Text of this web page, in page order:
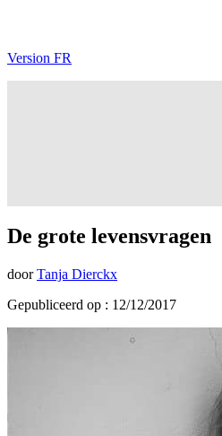
Version FR
De grote levensvragen
door Tanja Dierckx
Gepubliceerd op : 12/12/2017